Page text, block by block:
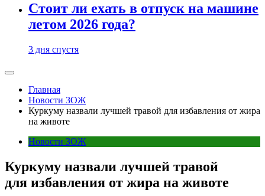
Стоит ли ехать в отпуск на машине
летом 2026 года?
3 дня спустя
Главная
Новости ЗОЖ
Куркуму назвали лучшей травой для избавления от жира
на животе
Новости ЗОЖ
Куркуму назвали лучшей травой
для избавления от жира на животе